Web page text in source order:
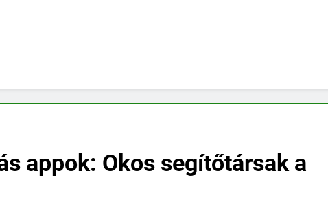
appok: Okos segítőtársak a